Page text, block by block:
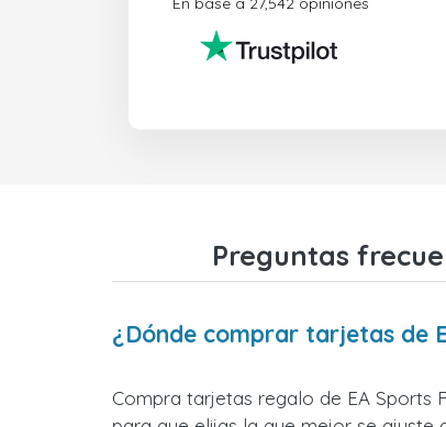
Preguntas
¿Dónde comprar tarjetas de
Compra tarjetas regalo de EA Sports